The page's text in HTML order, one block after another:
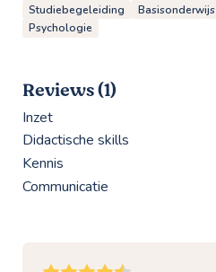
Studiebegeleiding Basisonderwijs
Psychologie
Reviews (1)
Inzet
Didactische skills
Kennis
Communicatie